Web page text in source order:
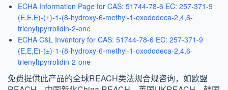
ECHA Information Page for CAS: 51744-78-6 EC: 257-371-9
(E,E,E)-(±)-1-(8-hydroxy-6-methyl-1-oxododeca-2,4,6-
trienyl)pyrrolidin-2-one
ECHA C&L Inventory for CAS: 51744-78-6 EC: 257-371-9
(E,E,E)-(±)-1-(8-hydroxy-6-methyl-1-oxododeca-2,4,6-
trienyl)pyrrolidin-2-one
免费提供此产品的全球REACH类法规合规咨询，如欧盟